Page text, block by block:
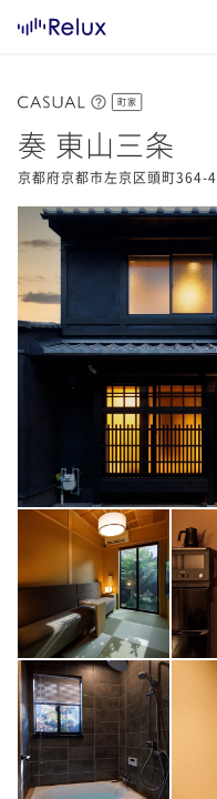
町家
奏 東山三条
京都府京都市左京区頭町364-4